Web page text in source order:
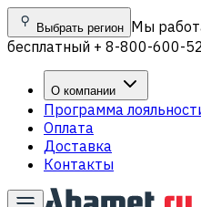
Выбрать регион Мы
бесплатный + 8-800-600-
О компании
Программа
Оплата
Доставка
Контакты